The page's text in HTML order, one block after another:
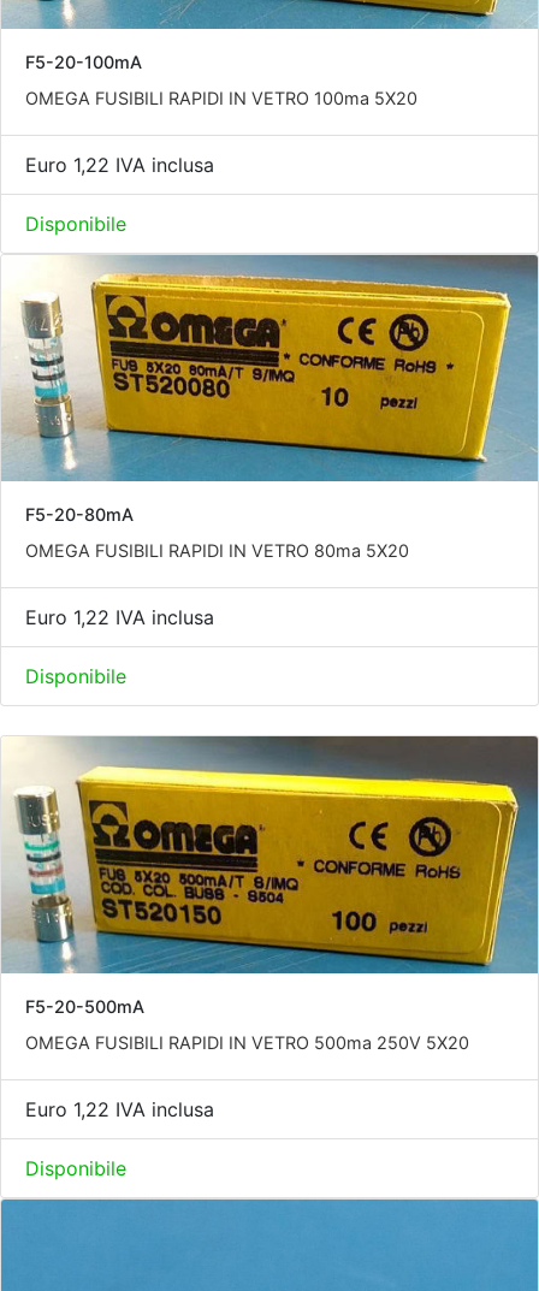
F5-20-100mA
OMEGA FUSIBILI RAPIDI IN VETRO 100ma 5X20
Euro 1,22 IVA inclusa
Disponibile
F5-20-80mA
OMEGA FUSIBILI RAPIDI IN VETRO 80ma 5X20
Euro 1,22 IVA inclusa
Disponibile
F5-20-500mA
OMEGA FUSIBILI RAPIDI IN VETRO 500ma 250V 5X20
Euro 1,22 IVA inclusa
Disponibile